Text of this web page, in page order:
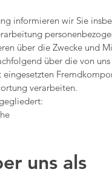
informieren wir Sie
über die Zwecke und
über die von
verarbeiten.
uns als